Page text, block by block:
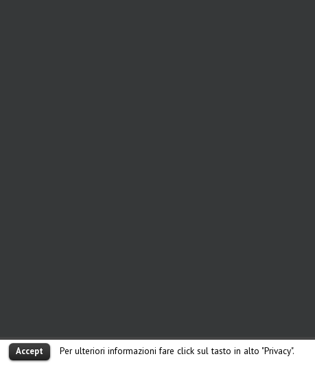
Accept Per ulteriori informazioni fare click sul tasto in alto "Privacy".